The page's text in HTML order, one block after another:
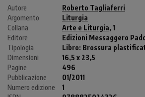
Autore
Roberto Tagliaferri
Argomento
Liturgia
Collana
Arte e Liturgia, 1
Editore
Edizioni Messaggero
Tipologia
Libro: Brossura
Dimensioni
16,5 x 23,5
Pagine
496
Pubblicazione
01/2011
Numero edizione
1